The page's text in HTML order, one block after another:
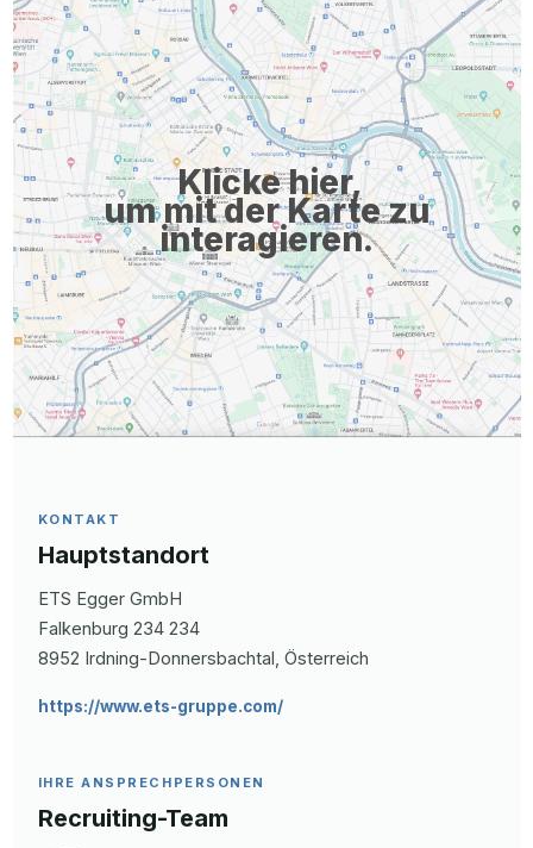
Klicke hier,
um mit der Karte zu
interagieren.
KONTAKT
Hauptstandort
ETS Egger GmbH
Falkenburg 234 234
8952 Irdning-Donnersbachtal , Österreich
https://www.ets-gruppe.com/
IHRE ANSPRECHPERSONEN
Recruiting-Team